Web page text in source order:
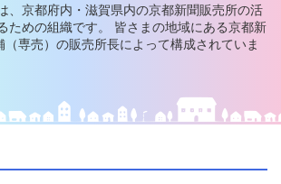
、京都府内・滋賀県内の京都新聞販売所の活
ための組織です。 皆さまの地域にある京都新
専売）の販売所長によって構成されていま